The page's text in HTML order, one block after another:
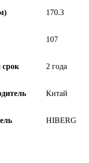
170.3
107
2 года
Китай
HIBERG